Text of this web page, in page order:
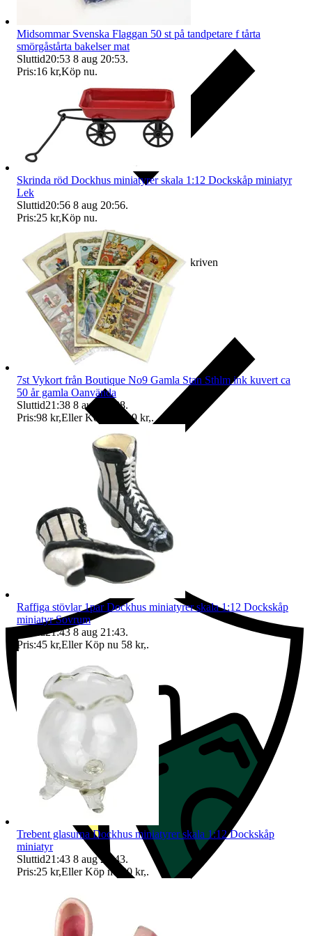
Ersättning om varan inte är som beskriven
Ersättning om du inte får din vara
Midsommar Svenska Flaggan 50 st på tandpetare f tårta
smörgåstårta bakelser mat
Sluttid20:53 8 aug 20:53.
Pris:16 kr,Köp nu.
Skrinda röd Dockhus miniatyrer skala 1:12 Dockskåp miniatyr
Lek
Sluttid20:56 8 aug 20:56.
Pris:25 kr,Köp nu.
7st Vykort från Boutique No9 Gamla Stan Sthlm ink kuvert ca
50 år gamla Oanvända
Sluttid21:38 8 aug 21:38.
Pris:98 kr,Eller Köp nu 119 kr,.
Raffiga stövlar 1par Dockhus miniatyrer skala 1:12 Dockskåp
miniatyr Sovrum
Sluttid21:43 8 aug 21:43.
Pris:45 kr,Eller Köp nu 58 kr,.
Trebent glasurna Dockhus miniatyrer skala 1:12 Dockskåp
miniatyr
Sluttid21:43 8 aug 21:43.
Pris:25 kr,Eller Köp nu 30 kr,.